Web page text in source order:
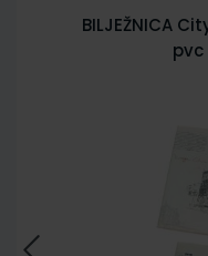
BILJEŽNICA
pvc